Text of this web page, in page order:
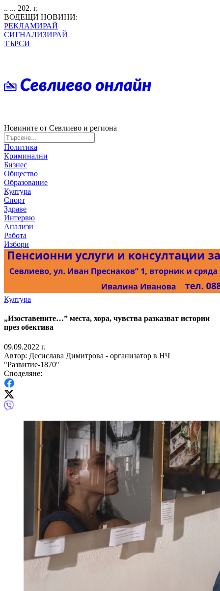
.. ... 202. г.
ВОДЕЩИ НОВИНИ:
РЕКЛАМИРАЙ
СИГНАЛИЗИРАЙ
ТЪРСИ
Новините от Севлиево и региона
Политика
Криминални
Бизнес
Общество
Образование
Култура
Спорт
Здраве
Интервю
Анализи
Работа
Избори
Култура
„Изоставените…” места, хора, чувства разказват истории
през обектива
09.09.2022 г.
Автор: Десислава Димитрова - организатор в НЧ
"Развитие-1870"
Споделяне: